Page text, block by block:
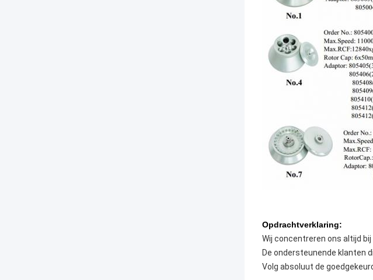
Opdrachtverklaring:
Wij concentreren ons altijd
De ondersteunende klanten
Volg absoluut de